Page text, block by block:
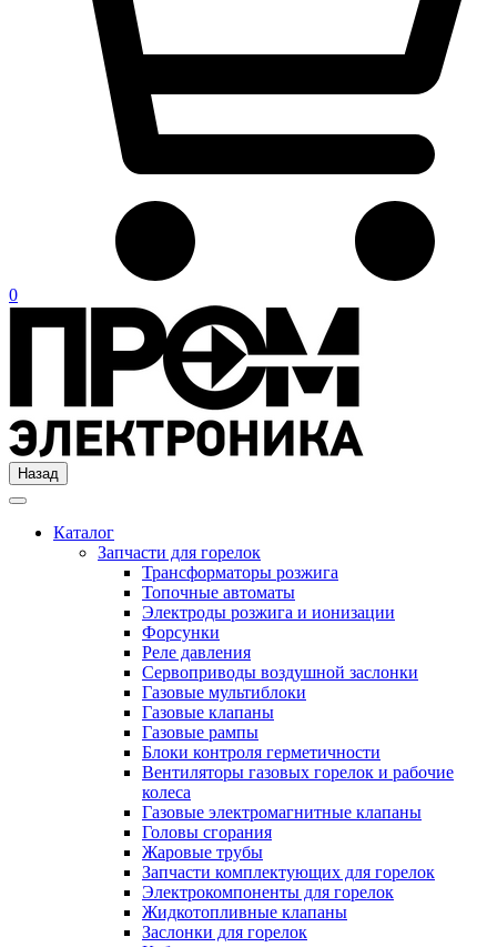
0
Назад
Каталог
Запчасти для горелок
Трансформаторы розжига
Топочные автоматы
Электроды розжига и ионизации
Форсунки
Реле давления
Сервоприводы воздушной заслонки
Газовые мультиблоки
Газовые клапаны
Газовые рампы
Блоки контроля герметичности
Вентиляторы газовых горелок и рабочие
колеса
Газовые электромагнитные клапаны
Головы сгорания
Жаровые трубы
Запчасти комплектующих для горелок
Электрокомпоненты для горелок
Жидкотопливные клапаны
Заслонки для горелок